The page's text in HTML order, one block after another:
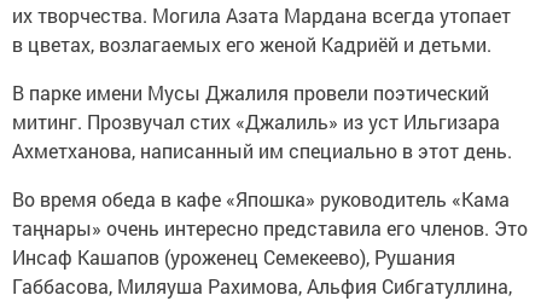
их творчества. Могила Азата Мардана всегда утопает
в цветах, возлагаемых его женой Кадриёй и детьми.
В парке имени Мусы Джалиля провели поэтический
митинг. Прозвучал стих «Джалиль» из уст Ильгизара
Ахметханова, написанный им специально в этот день.
Во время обеда в кафе «Япошка» руководитель «Кама
таңнары» очень интересно представила его членов. Это
Инсаф Кашапов (уроженец Семекеево), Рушания
Габбасова, Миляуша Рахимова, Альфия Сибгатуллина,